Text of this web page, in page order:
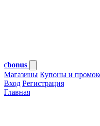
cbonus
Магазины Купоны и
Вход Регистрация
Главная